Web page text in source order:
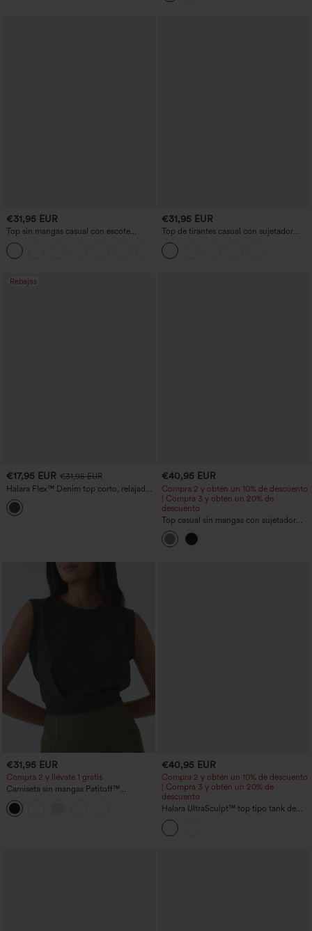
€31,95 EUR
Top sin mangas casual con escote
cuadrado y sujetador incorporado,
copas B-E
€31,95 EUR
Top de tirantes casual con sujetador
incorporado y escote redondeado,
copas B-E
Rebajas
€17,95 EUR €31,95 EUR
Halara Flex™ Denim top corto, relajado
y acolchado
€40,95 EUR
Compra 2 y obtén un 10% de descuento
| Compra 3 y obtén un 20% de
descuento
Top casual sin mangas con sujetador
integrado (copas B–E)
€31,95 EUR
Compra 2 y llévate 1 gratis
Camiseta sin mangas Patitoff™
resistente al pelo de mascota con cuello
redondo
€40,95 EUR
Compra 2 y obtén un 10% de descuento
| Compra 3 y obtén un 20% de
descuento
Halara UltraSculpt™ top tipo tank de
yoga con escote en U y espalda
racerback a bloques de color, con
sujetador incorporado y bolsillo